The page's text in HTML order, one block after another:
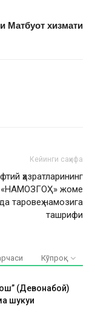
Матбуот хизмати
Кейинги саҳифа
ҳазратларининг
«НАМОЗГОҲ» жоме
таровеҳ намозига
ташрифи
Кўпроқ
(Девонабой)
шукуҳи